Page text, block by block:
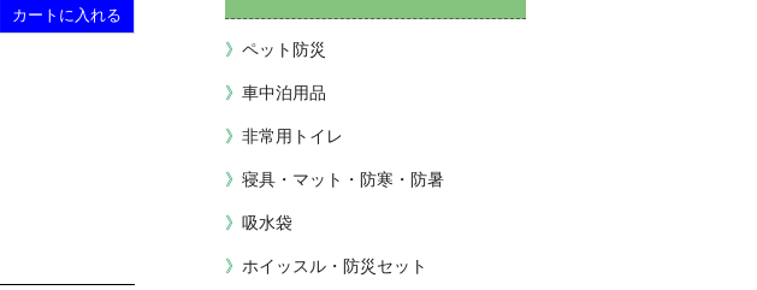
ペット防災
車中泊用品
非常用トイレ
寝具・マット・防寒・防暑
吸水袋
ホイッスル・防災セット